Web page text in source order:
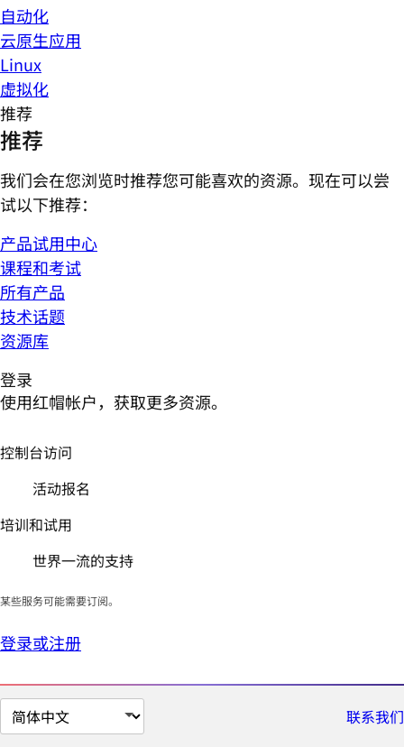
自动化
云原生应用
Linux
虚拟化
推荐
推荐
我们会在您浏览时推荐您可能喜欢的资源。现在可以尝
试以下推荐：
产品试用中心
课程和考试
所有产品
技术话题
资源库
登录
使用红帽帐户，获取更多资源。
控制台访问
活动报名
培训和试用
世界一流的支持
某些服务可能需要订阅。
登录或注册
切
换
联系我们